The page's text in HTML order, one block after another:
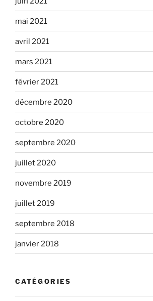
mai 2021
avril 2021
mars 2021
février 2021
décembre 2020
octobre 2020
septembre 2020
juillet 2020
novembre 2019
juillet 2019
septembre 2018
janvier 2018
CATÉGORIES